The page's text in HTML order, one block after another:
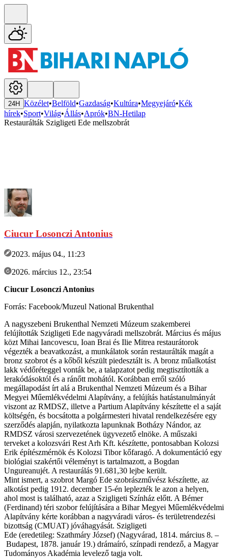
24H Közélet•Belföld•Gazdaság•Kultúra•Megyejáró•Kék
hírek•Sport•Világ•Állás•Aprók•BN-Hetilap
Restaurálták Szigligeti Ede mellszobrát
Ciucur Losonczi Antonius
2023. május 04., 11:23
2026. március 12., 23:54
Ciucur Losonczi Antonius
Forrás: Facebook/Muzeul National Brukenthal
A nagyszebeni Brukenthal Nemzeti Múzeum szakemberei
felújították Szigligeti Ede nagyváradi mellszobrát. Március és május
közt Mihai Iancovescu, Ioan Brai és Ilie Mitrea restaurátorok
végezték a beavatkozást, a munkálatok során restaurálták magát a
bronz szobrot és a kőből készült piedesztált is. A bronz műalkotást
lakk védőréteggel vonták be, a talapzatot pedig megtisztították a
lerakódásoktól és a ránőtt mohától. Korábban erről szóló
megállapodást írt alá a Brukenthal Nemzeti Múzeum és a Bihar
Megyei Műemlékvédelmi Alapítvány, a felújítás hatástanulmányát
viszont az RMDSZ, illetve a Partium Alapítvány készítette el a saját
költségén, és bocsátotta a polgármesteri hivatal rendelkezésére egy
szerződés alapján, nyilatkozta lapunknak Botházy Nándor, az
RMDSZ városi szervezetének ügyvezető elnöke. A műszaki
terveket a kolozsvári Rest Arh Kft. készítette, pontosabban Kolozsi
Erik építészmérnök és Kolozsi Tibor kőfaragó. A dokumentáció egy
biológiai szakértői véleményt is tartalmazott, a Bogdan
Ungureanujét. A restaurálás 91.681,30 lejbe került.
Mint ismert, a szobrot Margó Ede szobrászművész készítette, az
alkotást pedig 1912. december 15-én leplezték le azon a helyen,
ahol most is található, azaz a Szigligeti Színház előtt. A Bémer
(Ferdinand) téri szobor felújítására a Bihar Megyei Műemlékvédelmi
Alapítvány kérte korábban a nagyváradi város- és területrendezési
bizottság (CMUAT) jóváhagyását. Szigligeti
Ede (eredetileg: Szathmáry József) (Nagyvárad, 1814. március 8. –
Budapest, 1878. január 19.) drámaíró, színpadi rendező, a Magyar
Tudományos Akadémia levelező tagja volt.